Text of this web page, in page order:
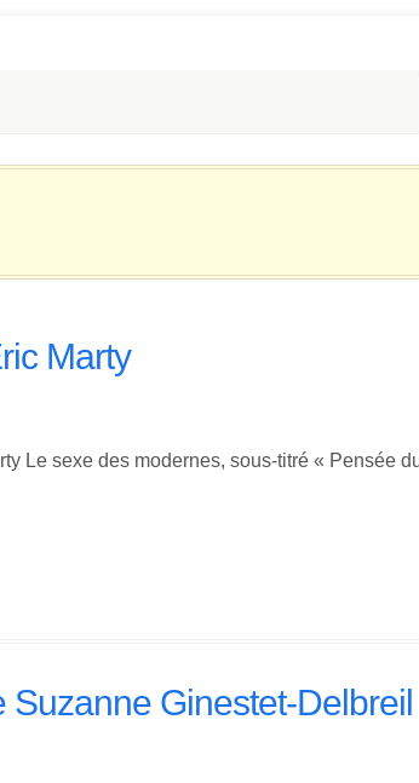
Marty
Le sexe des modernes, sous-titré « Pensée
Suzanne Ginestet-Delbreil